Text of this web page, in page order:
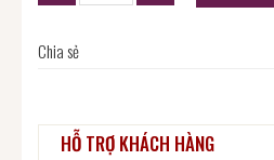
Chia sẻ
HỖ TRỢ KHÁCH HÀNG